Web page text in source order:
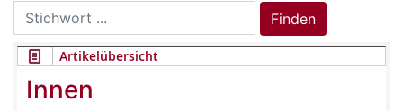
Search
for:
Finden
Artikelübersicht
Innen